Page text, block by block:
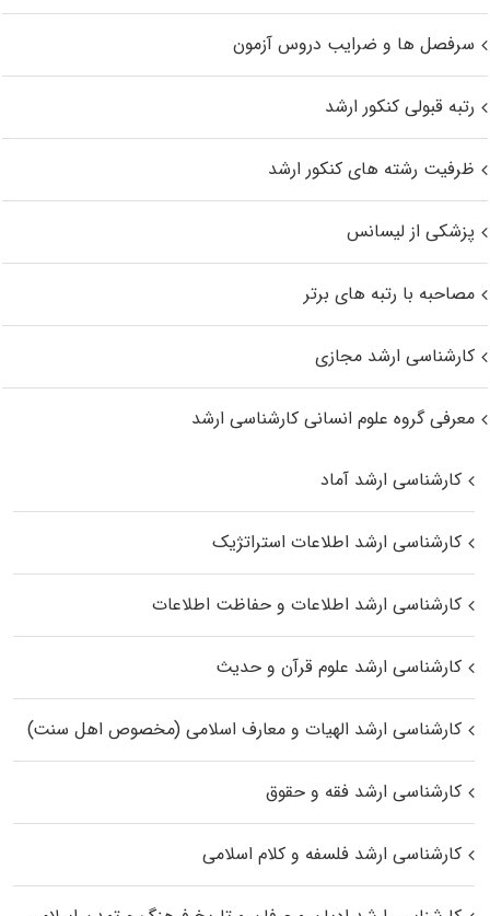
سرفصل ها و ضرایب دروس آزمون
رتبه قبولی کنکور ارشد
ظرفیت رشته های کنکور ارشد
پزشکی از لیسانس
مصاحبه با رتبه های برتر
کارشناسی ارشد مجازی
معرفی گروه علوم انسانی کارشناسی ارشد
کارشناسی ارشد آماد
کارشناسی ارشد اطلاعات استراتژیک
کارشناسی ارشد اطلاعات و حفاظت اطلاعات
کارشناسی ارشد علوم قرآن و حدیث
کارشناسی ارشد الهیات و معارف اسلامی (مخصوص اهل سنت)
کارشناسی ارشد فقه و حقوق
کارشناسی ارشد فلسفه و کلام اسلامی